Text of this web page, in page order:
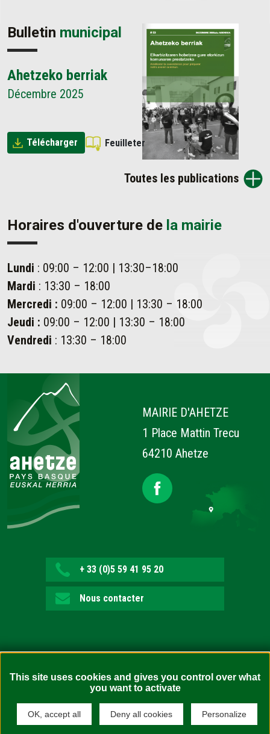
This site uses cookies and gives you control over what
you want to activate
OK, accept all Deny all cookies Personalize
Bulletin municipal
Ahetzeko berriak
Décembre 2025
Télécharger Feuilleter
Toutes les publications
Horaires d'ouverture de la mairie
Lundi : 09:00 – 12:00 | 13:30–18:00
Mardi : 13:30 – 18:00
Mercredi : 09:00 – 12:00 | 13:30 – 18:00
Jeudi : 09:00 – 12:00 | 13:30 – 18:00
Vendredi : 13:30 – 18:00
MAIRIE D'AHETZE
1 Place Mattin Trecu
64210 Ahetze
+ 33 (0)5 59 41 95 20
Nous contacter
Accessibilité : non conforme (en attente d’audit)
Mentions légales Politique de cookies Plan du site